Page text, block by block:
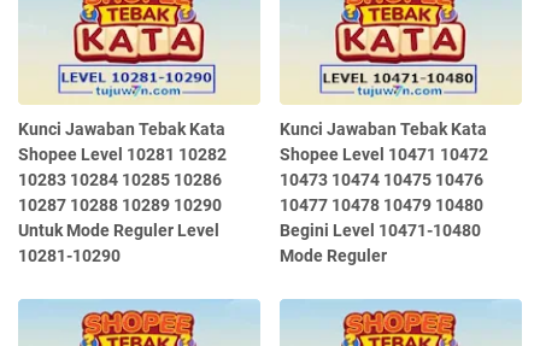
Kunci Jawaban Tebak Kata
Shopee Level 10281 10282
10283 10284 10285 10286
10287 10288 10289 10290
Untuk Mode Reguler Level
10281-10290
Kunci Jawaban Tebak Kata
Shopee Level 10471 10472
10473 10474 10475 10476
10477 10478 10479 10480
Begini Level 10471-10480
Mode Reguler